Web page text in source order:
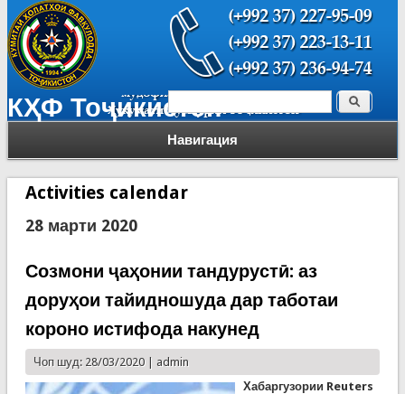
КҲФ Тоҷикистон
Навигация
Форма поиска Поиск
Activities calendar
28 марти 2020
Созмони ҷаҳонии тандурустӣ: аз
доруҳои тайидношуда дар таботаи
короно истифода накунед
Чоп шуд: 28/03/2020 | admin
Хабаргузории Reuters